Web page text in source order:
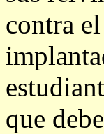
contra
que